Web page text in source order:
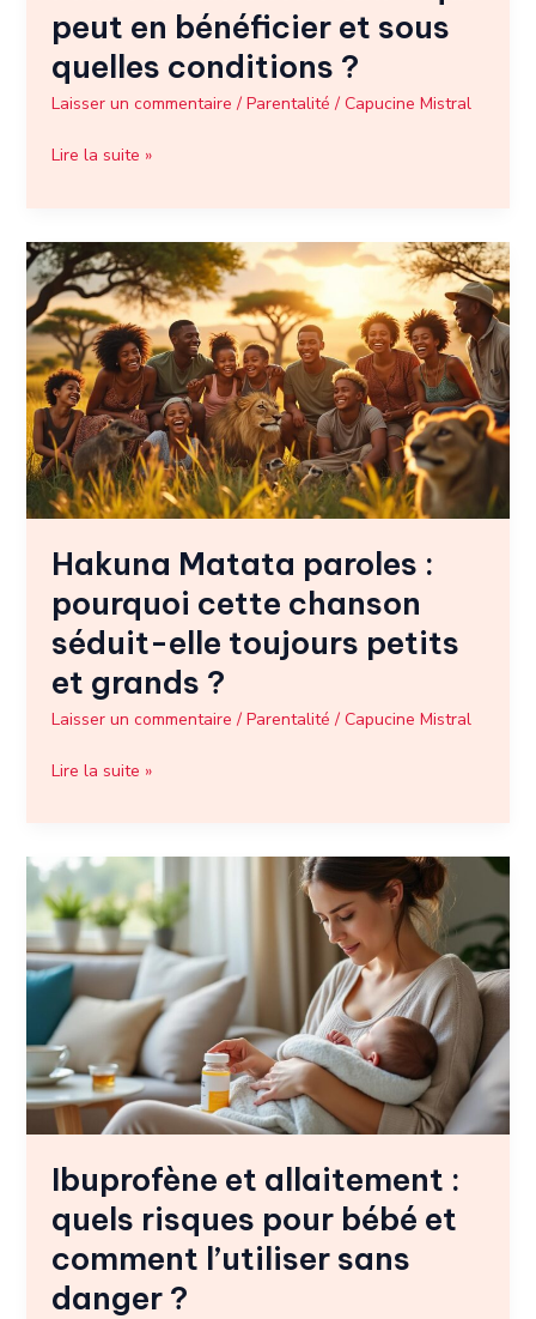
peut en bénéficier et sous
quelles conditions ?
Laisser un commentaire / Parentalité / Capucine Mistral
Lire la suite »
Hakuna Matata paroles :
pourquoi cette chanson
séduit-elle toujours petits
et grands ?
Laisser un commentaire / Parentalité / Capucine Mistral
Hakuna
Matata
paroles
:
pourquoi
cette
chanson
séduit-
elle
toujours
et
Lire la suite »
Ibuprofène et allaitement :
quels risques pour bébé et
comment l’utiliser sans
danger ?
Ibuprofène
et
allaitement
:
quels
risques
pour
bébé
et
comment
sans
danger
?